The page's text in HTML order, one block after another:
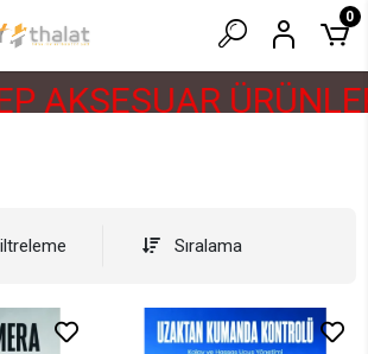
ÜRÜNLERİ
0
Sıralama